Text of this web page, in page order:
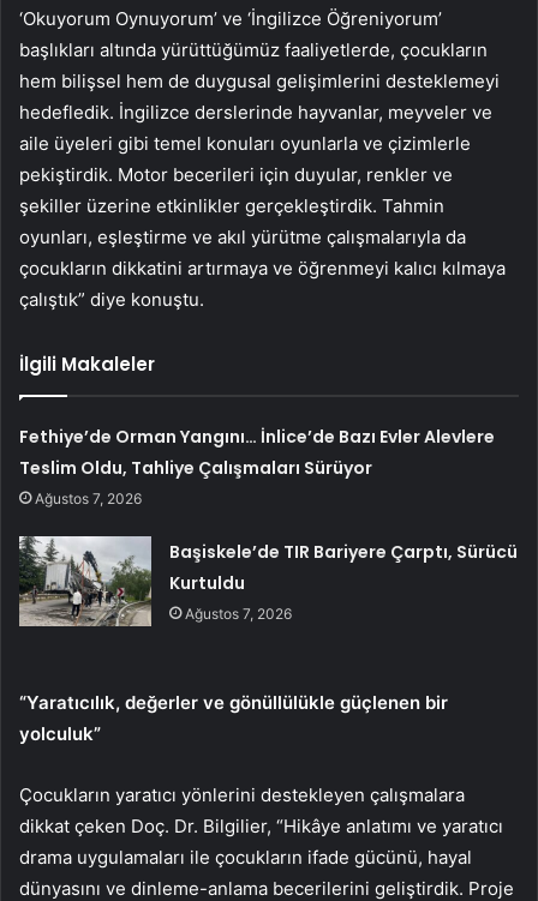
‘Okuyorum Oynuyorum’ ve ‘İngilizce Öğreniyorum’
başlıkları altında yürüttüğümüz faaliyetlerde, çocukların
hem bilişsel hem de duygusal gelişimlerini desteklemeyi
hedefledik. İngilizce derslerinde hayvanlar, meyveler ve
aile üyeleri gibi temel konuları oyunlarla ve çizimlerle
pekiştirdik. Motor becerileri için duyular, renkler ve
şekiller üzerine etkinlikler gerçekleştirdik. Tahmin
oyunları, eşleştirme ve akıl yürütme çalışmalarıyla da
çocukların dikkatini artırmaya ve öğrenmeyi kalıcı kılmaya
çalıştık” diye konuştu.
İlgili Makaleler
Fethiye’de Orman Yangını… İnlice’de Bazı Evler Alevlere
Teslim Oldu, Tahliye Çalışmaları Sürüyor
Ağustos 7, 2026
Başiskele’de TIR Bariyere Çarptı, Sürücü
Kurtuldu
Ağustos 7, 2026
“Yaratıcılık, değerler ve gönüllülükle güçlenen bir
yolculuk”
Çocukların yaratıcı yönlerini destekleyen çalışmalara
dikkat çeken Doç. Dr. Bilgilier, “Hikâye anlatımı ve yaratıcı
drama uygulamaları ile çocukların ifade gücünü, hayal
dünyasını ve dinleme-anlama becerilerini geliştirdik. Proje